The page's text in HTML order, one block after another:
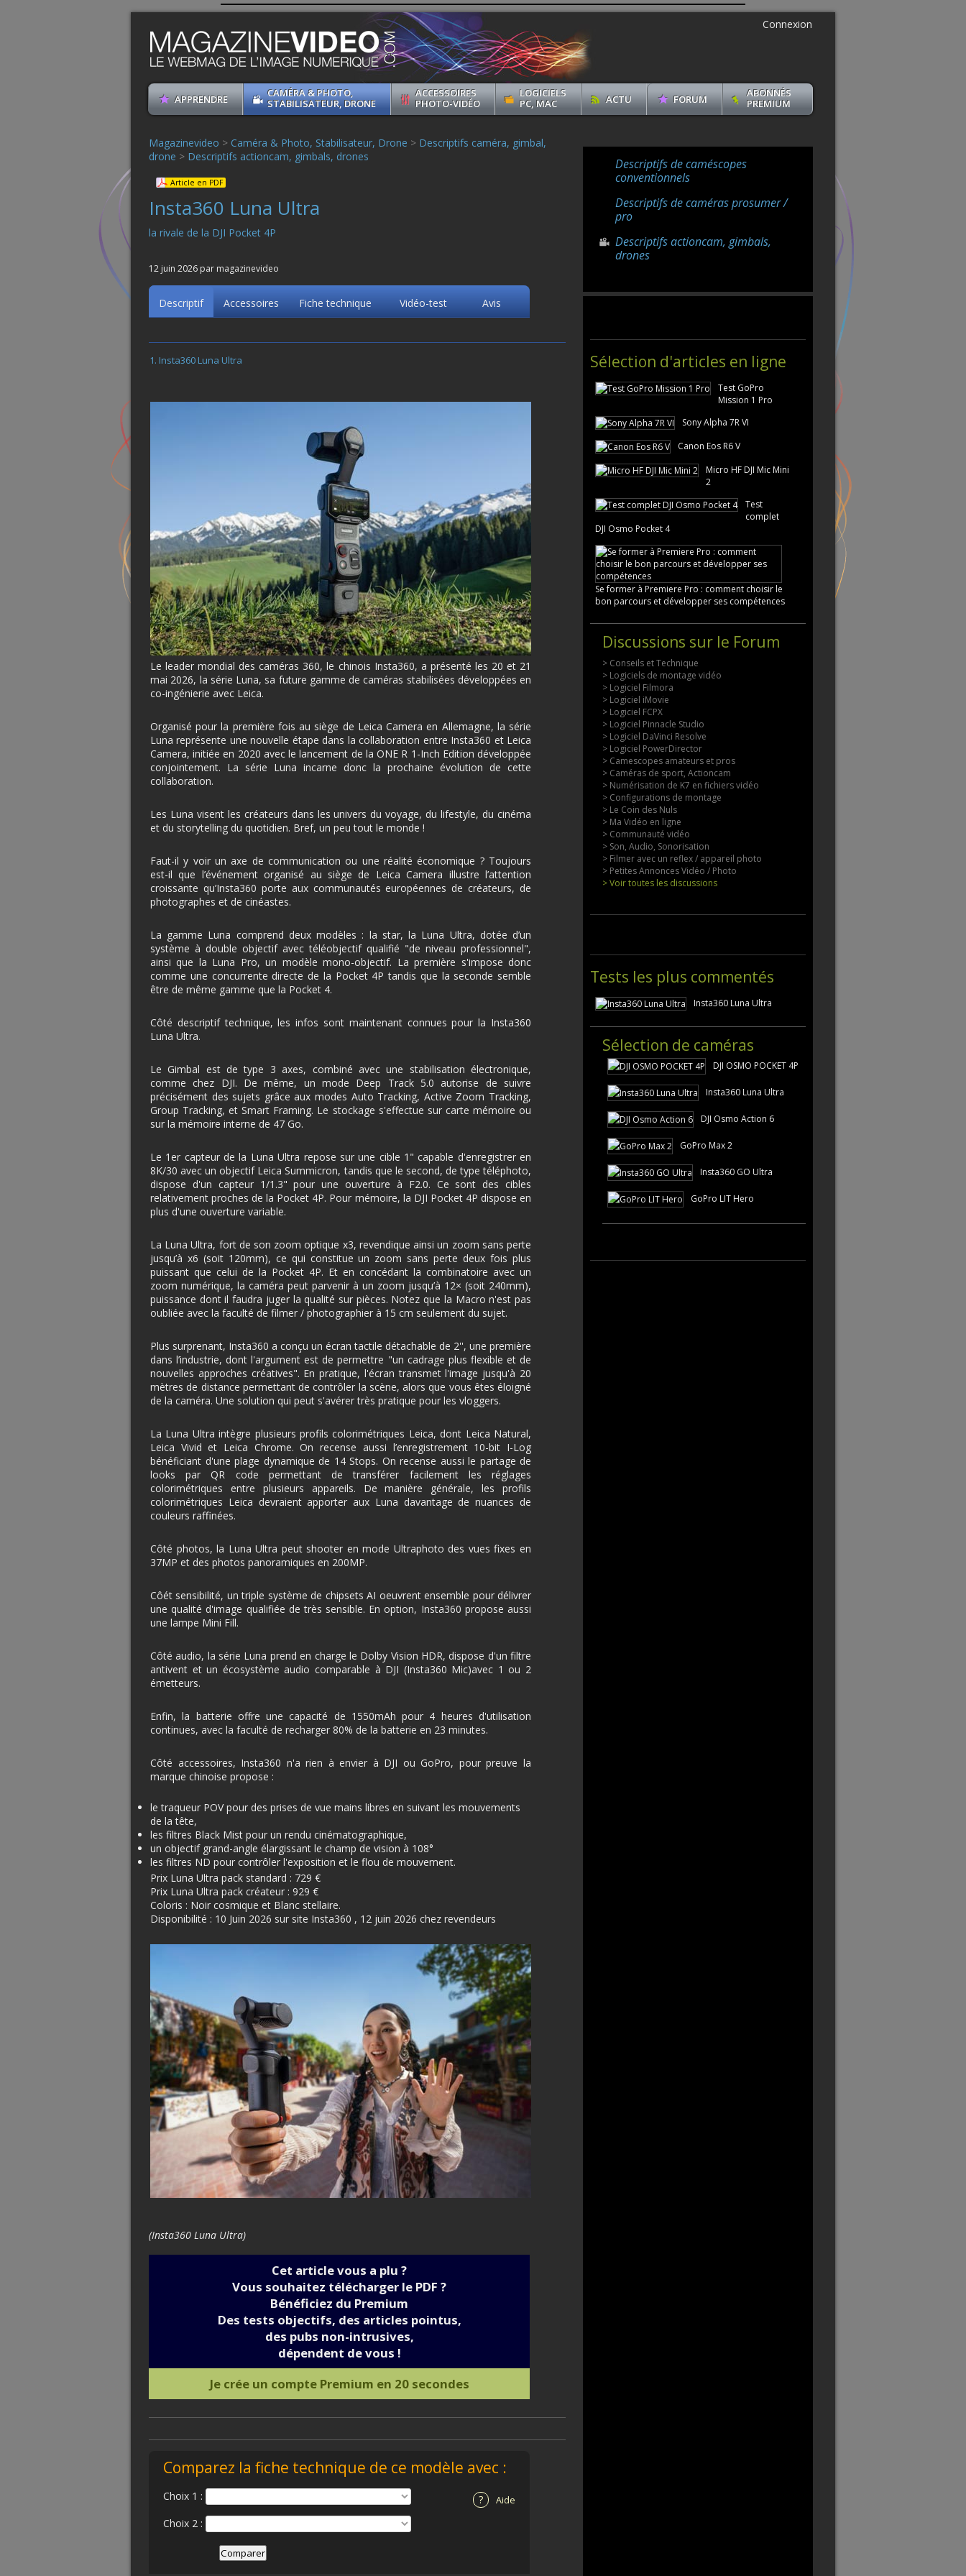
Connexion
APPRENDRE
CAMÉRA & PHOTO,
STABILISATEUR, DRONE
ACCESSOIRES
PHOTO-VIDÉO
LOGICIELS
PC, MAC
ACTU FORUM
ABONNÉS
PREMIUM
Magazinevideo > Caméra & Photo, Stabilisateur, Drone > Descriptifs caméra, gimbal,
drone > Descriptifs actioncam, gimbals, drones
Article en PDF
Insta360 Luna Ultra
la rivale de la DJI Pocket 4P
12 juin 2026 par magazinevideo
Descriptif Accessoires Fiche technique Vidéo-test Avis
Insta360 Luna Ultra
Le leader mondial des caméras 360, le chinois Insta360, a présenté les 20 et 21
mai 2026, la série Luna, sa future gamme de caméras stabilisées développées en
co-ingénierie avec Leica.
Organisé pour la première fois au siège de Leica Camera en Allemagne, la série
Luna représente une nouvelle étape dans la collaboration entre Insta360 et Leica
Camera, initiée en 2020 avec le lancement de la ONE R 1-Inch Edition développée
conjointement. La série Luna incarne donc la prochaine évolution de cette
collaboration.
Les Luna visent les créateurs dans les univers du voyage, du lifestyle, du cinéma
et du storytelling du quotidien. Bref, un peu tout le monde !
Faut-il y voir un axe de communication ou une réalité économique ? Toujours
est-il que l’événement organisé au siège de Leica Camera illustre l’attention
croissante qu’Insta360 porte aux communautés européennes de créateurs, de
photographes et de cinéastes.
La gamme Luna comprend deux modèles : la star, la Luna Ultra, dotée d’un
système à double objectif avec téléobjectif qualifié "de niveau professionnel",
ainsi que la Luna Pro, un modèle mono-objectif. La première s'impose donc
comme une concurrente directe de la Pocket 4P tandis que la seconde semble
être de même gamme que la Pocket 4.
Côté descriptif technique, les infos sont maintenant connues pour la Insta360
Luna Ultra.
Le Gimbal est de type 3 axes, combiné avec une stabilisation électronique,
comme chez DJI. De même, un mode Deep Track 5.0 autorise de suivre
précisément des sujets grâce aux modes Auto Tracking, Active Zoom Tracking,
Group Tracking, et Smart Framing. Le stockage s'effectue sur carte mémoire ou
sur la mémoire interne de 47 Go.
Le 1er capteur de la Luna Ultra repose sur une cible 1" capable d'enregistrer en
8K/30 avec un objectif Leica Summicron, tandis que le second, de type téléphoto,
dispose d'un capteur 1/1.3" pour une ouverture à F2.0. Ce sont des cibles
relativement proches de la Pocket 4P. Pour mémoire, la DJI Pocket 4P dispose en
plus d'une ouverture variable.
La Luna Ultra, fort de son zoom optique x3, revendique ainsi un zoom sans perte
jusqu’à x6 (soit 120mm), ce qui constitue un zoom sans perte deux fois plus
puissant que celui de la Pocket 4P. Et en concédant la combinatoire avec un
zoom numérique, la caméra peut parvenir à un zoom jusqu’à 12× (soit 240mm),
puissance dont il faudra juger la qualité sur pièces. Notez que la Macro n'est pas
oubliée avec la faculté de filmer / photographier à 15 cm seulement du sujet.
Plus surprenant, Insta360 a conçu un écran tactile détachable de 2'', une première
dans l’industrie, dont l'argument est de permettre "un cadrage plus flexible et de
nouvelles approches créatives". En pratique, l'écran transmet l'image jusqu'à 20
mètres de distance permettant de contrôler la scène, alors que vous êtes éloigné
de la caméra. Une solution qui peut s'avérer très pratique pour les vloggers.
La Luna Ultra intègre plusieurs profils colorimétriques Leica, dont Leica Natural,
Leica Vivid et Leica Chrome. On recense aussi l’enregistrement 10-bit I-Log
bénéficiant d'une plage dynamique de 14 Stops. On recense aussi le partage de
looks par QR code permettant de transférer facilement les réglages
colorimétriques entre plusieurs appareils. De manière générale, les profils
colorimétriques Leica devraient apporter aux Luna davantage de nuances de
couleurs raffinées.
Côté photos, la Luna Ultra peut shooter en mode Ultraphoto des vues fixes en
37MP et des photos panoramiques en 200MP.
Côét sensibilité, un triple système de chipsets AI oeuvrent ensemble pour délivrer
une qualité d'image qualifiée de très sensible. En option, Insta360 propose aussi
une lampe Mini Fill.
Côté audio, la série Luna prend en charge le Dolby Vision HDR, dispose d'un filtre
antivent et un écosystème audio comparable à DJI (Insta360 Mic)avec 1 ou 2
émetteurs.
Enfin, la batterie offre une capacité de 1550mAh pour 4 heures d'utilisation
continues, avec la faculté de recharger 80% de la batterie en 23 minutes.
Côté accessoires, Insta360 n'a rien à envier à DJI ou GoPro, pour preuve la
marque chinoise propose :
le traqueur POV pour des prises de vue mains libres en suivant les mouvements
de la tête,
les filtres Black Mist pour un rendu cinématographique,
un objectif grand-angle élargissant le champ de vision à 108°
les filtres ND pour contrôler l'exposition et le flou de mouvement.
Prix Luna Ultra pack standard : 729 €
Prix Luna Ultra pack créateur : 929 €
Coloris : Noir cosmique et Blanc stellaire.
Disponibilité : 10 Juin 2026 sur site Insta360 , 12 juin 2026 chez revendeurs
(Insta360 Luna Ultra)
Cet article vous a plu ?
Vous souhaitez télécharger le PDF ?
Bénéficiez du Premium
Des tests objectifs, des articles pointus,
des pubs non-intrusives,
dépendent de vous !
Je crée un compte Premium en 20 secondes
Comparez la fiche technique de ce modèle avec :
? Aide
Choix 1 :
Choix 2 :
Descriptifs de caméscopes
conventionnels
Descriptifs de caméras prosumer /
pro
Descriptifs actioncam, gimbals,
drones
Sélection d'articles en ligne
Test GoPro
Mission 1 Pro
Sony Alpha 7R VI
Canon Eos R6 V
Micro HF DJI Mic Mini
2
Test
complet
DJI Osmo Pocket 4
Se former à Premiere Pro : comment choisir le
bon parcours et développer ses compétences
Discussions sur le Forum
> Conseils et Technique
> Logiciels de montage vidéo
> Logiciel Filmora
> Logiciel iMovie
> Logiciel FCPX
> Logiciel Pinnacle Studio
> Logiciel DaVinci Resolve
> Logiciel PowerDirector
> Camescopes amateurs et pros
> Caméras de sport, Actioncam
> Numérisation de K7 en fichiers vidéo
> Configurations de montage
> Le Coin des Nuls
> Ma Vidéo en ligne
> Communauté vidéo
> Son, Audio, Sonorisation
> Filmer avec un reflex / appareil photo
> Petites Annonces Vidéo / Photo
> Voir toutes les discussions
Tests les plus commentés
Insta360 Luna Ultra
Sélection de caméras
DJI OSMO POCKET 4P
Insta360 Luna Ultra
DJI Osmo Action 6
GoPro Max 2
Insta360 GO Ultra
GoPro LIT Hero